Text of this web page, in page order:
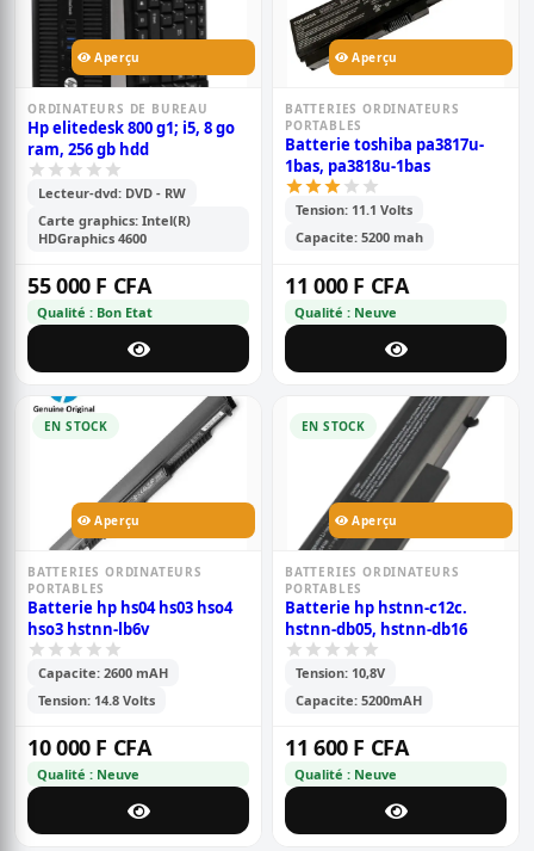
Aperçu
ORDINATEURS DE BUREAU
Hp elitedesk 800 g1; i5, 8 go
ram, 256 gb hdd
Lecteur-dvd: DVD - RW
Carte graphics: Intel(R)
HDGraphics 4600
55 000 F CFA
Qualité : Bon Etat
Aperçu
BATTERIES ORDINATEURS
PORTABLES
Batterie toshiba pa3817u-
1bas, pa3818u-1bas
Tension: 11.1 Volts
Capacite: 5200 mah
11 000 F CFA
Qualité : Neuve
EN STOCK
Aperçu
BATTERIES ORDINATEURS
PORTABLES
Batterie hp hs04 hs03 hso4
hso3 hstnn-lb6v
Capacite: 2600 mAH
Tension: 14.8 Volts
10 000 F CFA
Qualité : Neuve
EN STOCK
Aperçu
BATTERIES ORDINATEURS
PORTABLES
Batterie hp hstnn-c12c.
hstnn-db05, hstnn-db16
Tension: 10,8V
Capacite: 5200mAH
11 600 F CFA
Qualité : Neuve